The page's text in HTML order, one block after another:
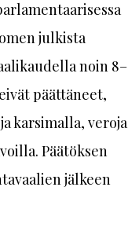
julkista
noin 8–
päättäneet,
karsimalla, veroja
Päätöksen
jälkeen